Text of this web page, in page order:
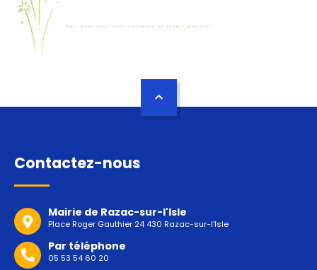
Contactez-nous
Mairie de Razac-sur-l'Isle
Place Roger Gauthier 24 430 Razac-sur-l'Isle
Par téléphone
05 53 54 60 20